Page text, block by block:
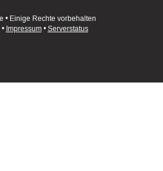
• Einige Rechte vorbehalten
• Impressum• Serverstatus